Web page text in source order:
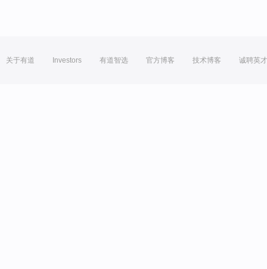
关于有道 Investors 有道智选 官方博客 技术博客 诚聘英才